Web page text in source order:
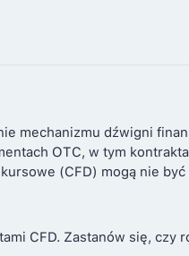
mechanizmu dźwigni
OTC, w tym
(CFD) mogą nie
CFD. Zastanów się, czy